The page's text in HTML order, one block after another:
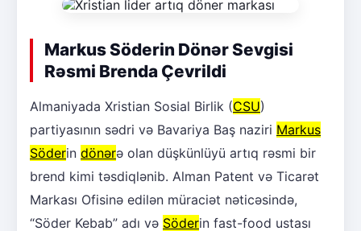
Markus Söderin Dönər Sevgisi
Rəsmi Brenda Çevrildi
Almaniyada Xristian Sosial Birlik (CSU)
partiyasının sədri və Bavariya Baş naziri Markus
Söderin dönərə olan düşkünlüyü artıq rəsmi bir
brend kimi təsdiqlənib. Alman Patent və Ticarət
Markası Ofisinə edilən müraciət nəticəsində,
“Söder Kebab” adı və Söderin fast-food ustası